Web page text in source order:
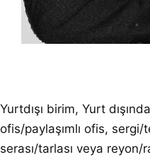
Yurtdışı birim, Yurt
ofis/paylaşımlı ofis,
serası/tarlası veya